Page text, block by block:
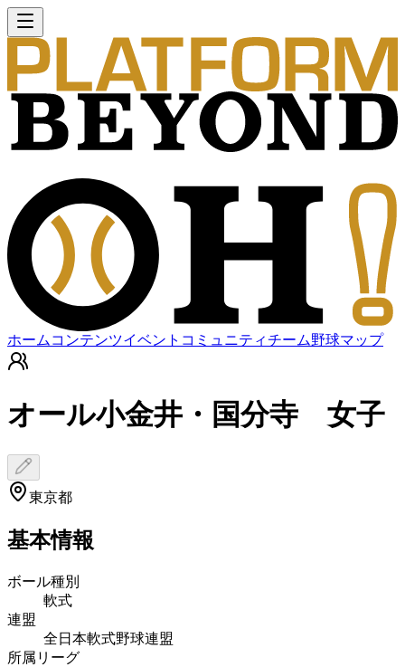
ホーム コンテンツイベント コミュニティチーム野球マップ
オール小金井・国分寺 女子
東京都
基本情報
ボール種別
軟式
連盟
全日本軟式野球連盟
所属リーグ